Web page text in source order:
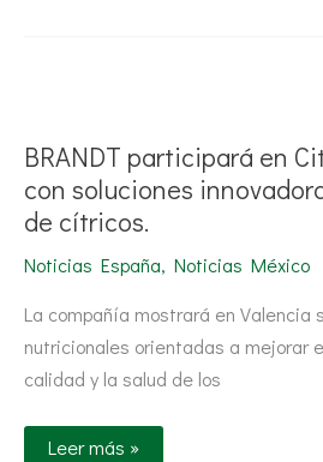
BRANDT participará en
con soluciones
de cítricos.
Noticias España, Noticias México
La compañía mostrará en Valencia
nutricionales orientadas a mejorar
calidad y la salud de los
Citrus
Forum
2026
con
soluciones
innovadoras
para
el
de
cítricos.
Leer más »